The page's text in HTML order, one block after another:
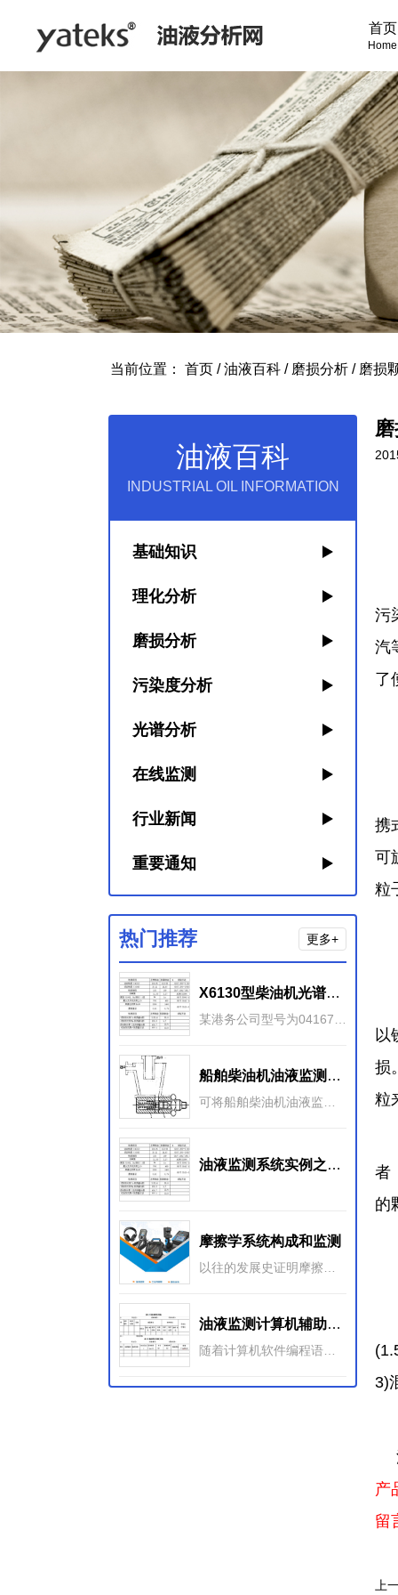
首页
Home
当前位置： 首页 / 油液百科 / 磨损分析 / 磨损
油液百科
INDUSTRIAL OIL INFORMATION
基础知识
理化分析
磨损分析
污染度分析
光谱分析
在线监测
行业新闻
重要通知
热门推荐 更多+
X6130型柴油机光谱、铁谱和理化分析监测
船舶柴油机油液监测的数据来源
油液监测系统实例之诊断船舶柴油机轴瓦异常磨损
摩擦学系统构成和监测
油液监测计算机辅助系统
污
汽
了
携
可
粒
以
损
粒
者
的
3)
产
留
上